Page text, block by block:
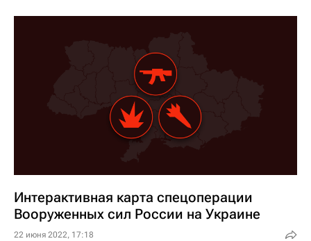
Интерактивная карта спецоперации
Вооруженных сил России на Украине
22 июня 2022, 17:18